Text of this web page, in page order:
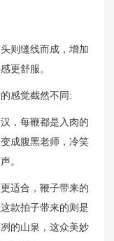
则缝线而成，增加
更舒服。
感觉截然不同:
，每鞭都是入肉的
成腹黑老师，冷笑
。
适合，鞭子带来的
款拍子带来的则是
的山泉，这众美妙